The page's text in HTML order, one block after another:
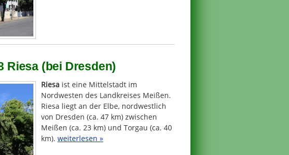
Riesa (bei Dresden)
Riesa ist eine Mittelstadt im
Nordwesten des Landkreises Meißen.
Riesa liegt an der Elbe, nordwestlich
von Dresden (ca. 47 km) zwischen
Meißen (ca. 23 km) und Torgau (ca. 40
km). weiterlesen »